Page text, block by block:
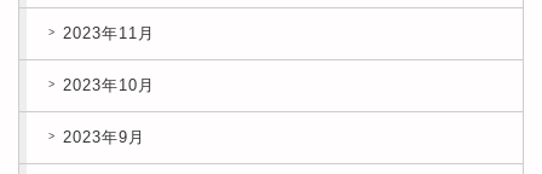
2023年11月
2023年10月
2023年9月